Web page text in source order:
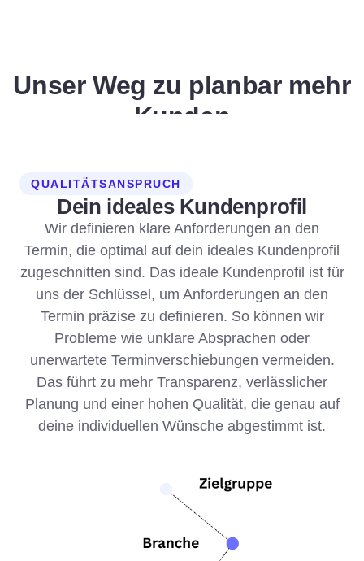
Unser Weg zu planbar mehr
Kunden
QUALITÄTSANSPRUCH
Dein ideales Kundenprofil
Wir definieren klare Anforderungen an den
Termin, die optimal auf dein ideales Kundenprofil
zugeschnitten sind. Das ideale Kundenprofil ist für
uns der Schlüssel, um Anforderungen an den
Termin präzise zu definieren. So können wir
Probleme wie unklare Absprachen oder
unerwartete Terminverschiebungen vermeiden.
Das führt zu mehr Transparenz, verlässlicher
Planung und einer hohen Qualität, die genau auf
deine individuellen Wünsche abgestimmt ist.